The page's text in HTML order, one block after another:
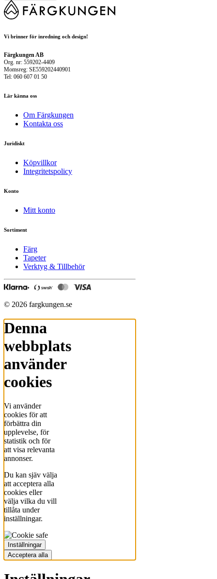
Vi brinner för inredning och design!
Färgkungen AB
Org. nr: 559202-4409
Momsreg: SE559202440901
Tel: 060 607 01 50
Lär känna oss
Om Färgkungen
Kontakta oss
Juridiskt
Köpvillkor
Integritetspolicy
Konto
Mitt konto
Sortiment
Färg
Tapeter
Verktyg & Tillbehör
© 2026 fargkungen.se
Denna
webbplats
använder
cookies
Vi använder
cookies för att
förbättra din
upplevelse, för
statistik och för
att visa relevanta
annonser.
Du kan sjäv välja
att acceptera alla
cookies eller
välja vilka du vill
tillåta under
inställningar.
Inställningar
Acceptera alla